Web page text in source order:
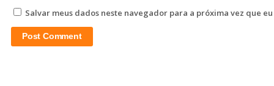
Salvar meus dados neste navegador para a próxima vez que